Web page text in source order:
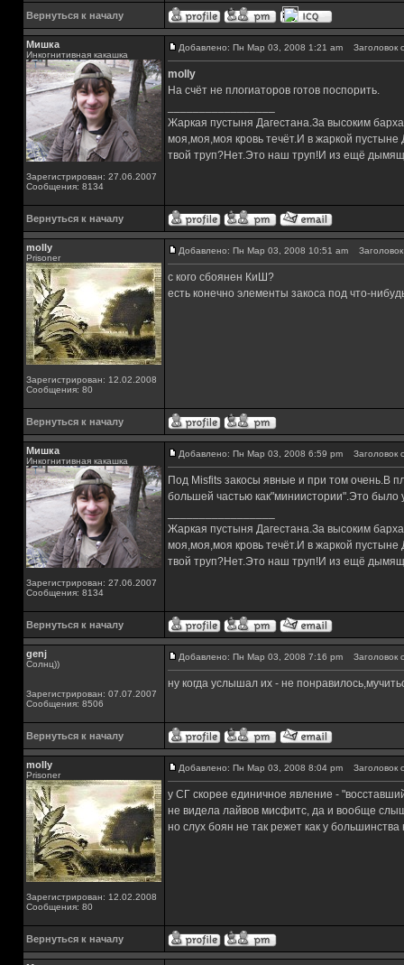
Вернуться к началу
Мишка
Инкогнитивная какашка
Зарегистрирован: 27.06.2007
Сообщения: 8134
Добавлено: Пн Мар 03, 2008 1:21 am Заголовок
molly
На счёт не плогиаторов готов поспорить.
Жаркая пустыня Дагестана.За высоким
моя,моя,моя кровь течёт.И в жаркой
твой труп?Нет.Это наш труп!И из ещё
Вернуться к началу
molly
Prisoner
Зарегистрирован: 12.02.2008
Сообщения: 80
Добавлено: Пн Мар 03, 2008 10:51 am
с кого сбоянен КиШ?
есть конечно элементы закоса под что-
Вернуться к началу
Мишка
Инкогнитивная какашка
Зарегистрирован: 27.06.2007
Сообщения: 8134
Добавлено: Пн Мар 03, 2008 6:59 pm Заголовок
Под Misfits закосы явные и при том очень.В
большей частью как"миниистории".Это было
Жаркая пустыня Дагестана.За высоким
моя,моя,моя кровь течёт.И в жаркой
твой труп?Нет.Это наш труп!И из ещё
Вернуться к началу
genj
Солнц))
Зарегистрирован: 07.07.2007
Сообщения: 8506
Добавлено: Пн Мар 03, 2008 7:16 pm Заголовок
ну когда услышал их - не
Вернуться к началу
molly
Prisoner
Зарегистрирован: 12.02.2008
Сообщения: 80
Добавлено: Пн Мар 03, 2008 8:04 pm Заголовок
у СГ скорее единичное явление -
не видела лайвов мисфитс, да и вообще
но слух боян не так режет как у
Вернуться к началу